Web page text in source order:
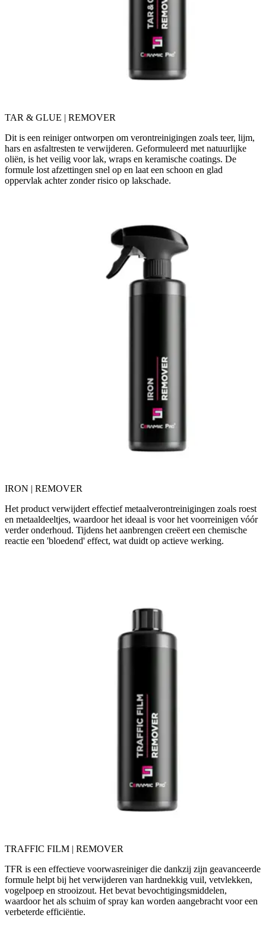
TAR & GLUE | REMOVER
Dit is een reiniger ontworpen om verontreinigingen zoals teer, lijm,
hars en asfaltresten te verwijderen. Geformuleerd met natuurlijke
oliën, is het veilig voor lak, wraps en keramische coatings. De
formule lost afzettingen snel op en laat een schoon en glad
oppervlak achter zonder risico op lakschade.
IRON | REMOVER
Het product verwijdert effectief metaalverontreinigingen zoals roest
en metaaldeeltjes, waardoor het ideaal is voor het voorreinigen vóór
verder onderhoud. Tijdens het aanbrengen creëert een chemische
reactie een 'bloedend' effect, wat duidt op actieve werking.
TRAFFIC FILM | REMOVER
TFR is een effectieve voorwasreiniger die dankzij zijn geavanceerde
formule helpt bij het verwijderen van hardnekkig vuil, vetvlekken,
vogelpoep en strooizout. Het bevat bevochtigingsmiddelen,
waardoor het als schuim of spray kan worden aangebracht voor een
verbeterde efficiëntie.